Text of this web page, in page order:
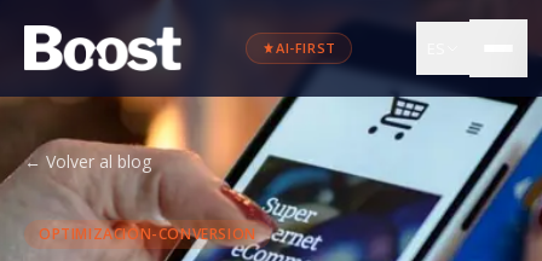
AI-FIRST
← Volver al blog
OPTIMIZACION-CONVERSION